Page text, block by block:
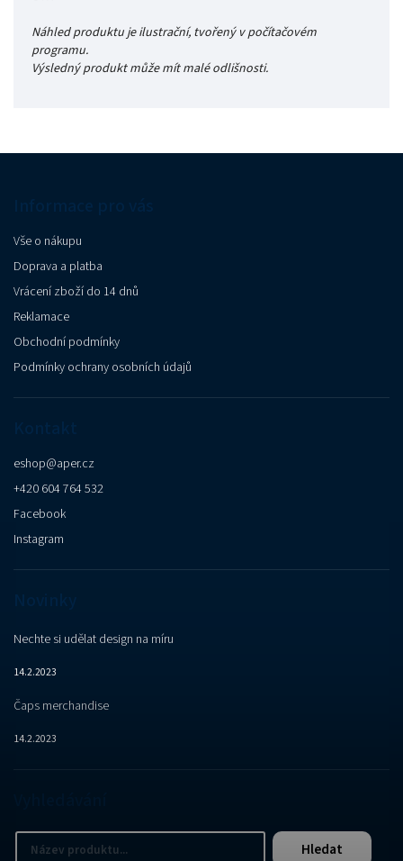
Náhled produktu je ilustrační, tvořený v počítačovém
programu.
Výsledný produkt může mít malé odlišnosti.
Vše o nákupu
Doprava a platba
Vrácení zboží do 14 dnů
Reklamace
Obchodní podmínky
Podmínky ochrany osobních údajů
eshop@aper.cz
+420 604 764 532
Facebook
Instagram
Nechte si udělat design na míru
14.2.2023
Čaps merchandise
14.2.2023
Hledat